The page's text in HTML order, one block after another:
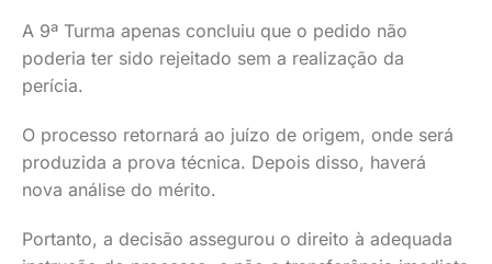
A 9ª Turma apenas concluiu que o pedido não
poderia ter sido rejeitado sem a realização da
perícia.
O processo retornará ao juízo de origem, onde será
produzida a prova técnica. Depois disso, haverá
nova análise do mérito.
Portanto, a decisão assegurou o direito à adequada